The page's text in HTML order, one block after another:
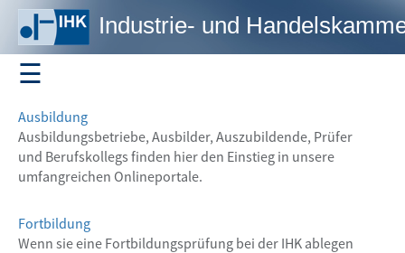
Industrie- und
☰
Profil
Ausbildung
Ausbildung
Ausbildungsbetriebe, Ausbilder, Auszubildende, Prüfer
und Berufskollegs finden hier den Einstieg in unsere
umfangreichen Onlineportale.
Fortbildung
Wenn sie eine Fortbildungsprüfung bei der IHK ablegen